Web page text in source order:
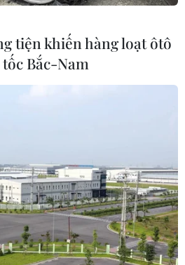
tiện khiến hàng loạt ôtô
Bắc-Nam